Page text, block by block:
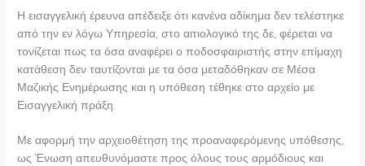
Η εισαγγελική έρευνα απέδειξε ότι κανένα αδίκημα δεν τελέστηκε
από την εν λόγω Υπηρεσία, στο αιτιολογικό της δε, φέρεται να
τονίζεται πως τα όσα αναφέρει ο ποδοσφαιριστής στην επίμαχη
κατάθεση δεν ταυτίζονται με τα όσα μεταδόθηκαν σε Μέσα
Μαζικής Ενημέρωσης και η υπόθεση τέθηκε στο αρχείο με
Εισαγγελική πράξη.
Με αφορμή την αρχειοθέτηση της προαναφερόμενης υπόθεσης,
ως Ένωση απευθυνόμαστε προς όλους τους αρμόδιους και